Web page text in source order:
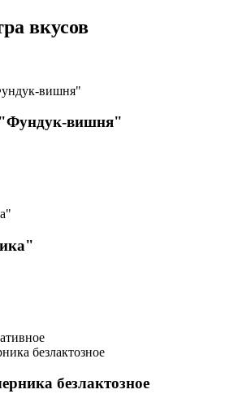
вкусов
"Фундук-вишня"
безлактозное